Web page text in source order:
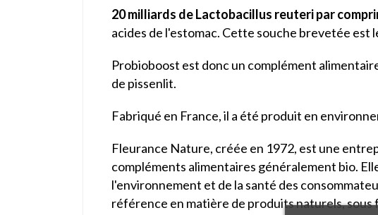
20 milliards de Lactobacillus reuteri par
acides de l'estomac. Cette souche brevetée est
Probioboost est donc un complément
de pissenlit.
Fabriqué en France, il a été produit en
Fleurance Nature, créée en 1972, est une
compléments alimentaires généralement bio.
l'environnement et de la santé des
référence en matière de produits naturels,